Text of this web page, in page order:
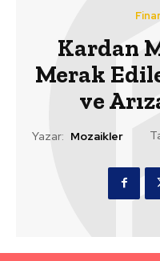
Kardan
Merak
ve
Yazar: Mozaikler